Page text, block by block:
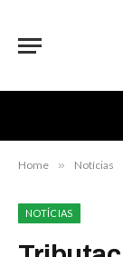
Home » Notícias
NOTÍCIAS